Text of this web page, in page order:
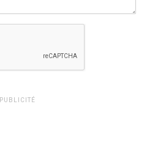
PUBLICITÉ